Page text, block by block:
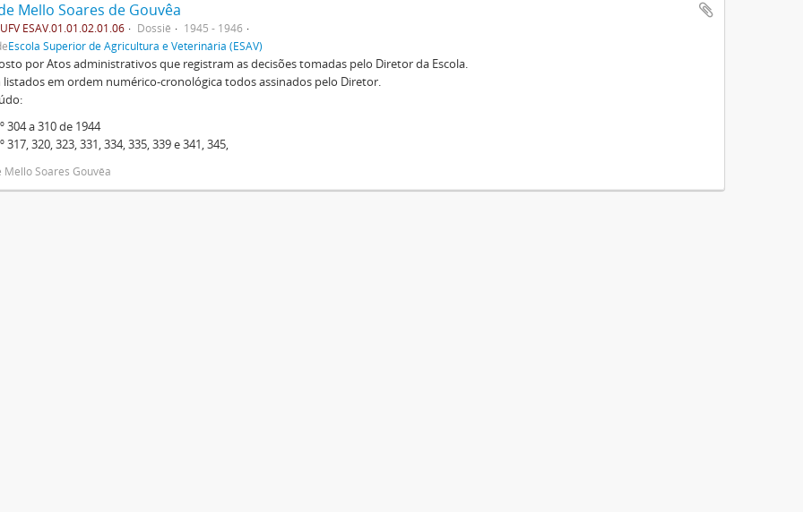
Mello Soares de Gouvêa
ESAV.01.01.02.01.06 Dossiê
1945 - 1946
Escola Superior de Agricultura e Veterinária (ESAV)
por Atos administrativos que registram as decisões tomadas pelo Diretor da Escola.
listados em ordem numérico-cronológica todos assinados pelo Diretor.
304 a 310 de 1944
317, 320, 323, 331, 334, 335, 339 e 341, 345,
Mello Soares Gouvêa